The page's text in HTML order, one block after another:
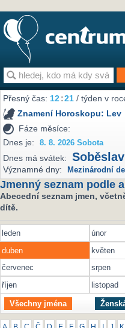
Přesný čas:12:21 / týden v
Znamení Horoskopu: Lev
Fáze měsíce:
Dnes je:
8. 8. 2026 Sobota
Dnes má svátek: Soběslav
Významné dny: Mezinárodní
Jmenný seznam podle
Abecední seznam jmen,
dítě.
leden únor
duben
květen
červenec
srpen
říjen
listopad
Všechny jména